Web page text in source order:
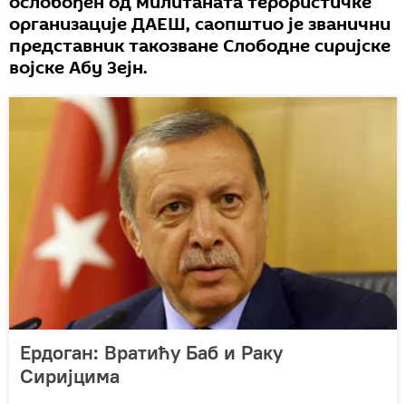
организације ДАЕШ, саопштио је званични
представник такозване Слободне сиријске
војске Абу Зејн.
Ердоган: Вратићу Баб и Раку
Сиријцима